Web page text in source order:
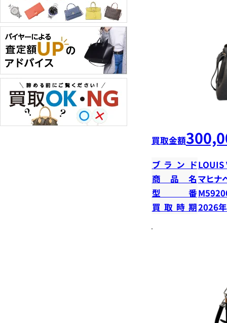
買取金額
ブランドLOUIS
商品名マヒナ
型番
買取時期2026